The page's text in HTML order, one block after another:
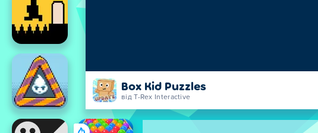
Box Kid Puzzles
від T-Rex Interactive